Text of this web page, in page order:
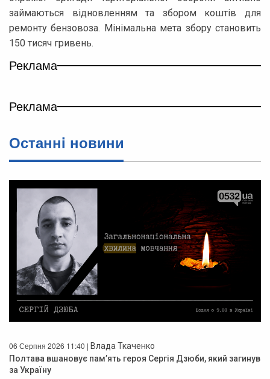
займаються відновленням та збором коштів для
ремонту бензовоза. Мінімальна мета збору становить
150 тисяч гривень.
Реклама
Реклама
Останнi новини
06 Серпня 2026 11:40 | Влада Ткаченко
Полтава вшановує пам’ять героя Сергія Дзюби, який загинув
за Україну